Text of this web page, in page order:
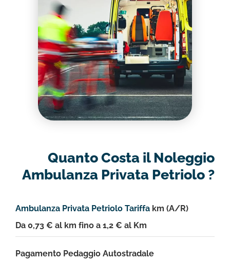
Quanto Costa il Noleggio
Ambulanza Privata Petriolo ?
Ambulanza Privata Petriolo Tariffa km (A/R)
Da 0,73 € al km fino a 1,2 € al Km
Pagamento Pedaggio Autostradale